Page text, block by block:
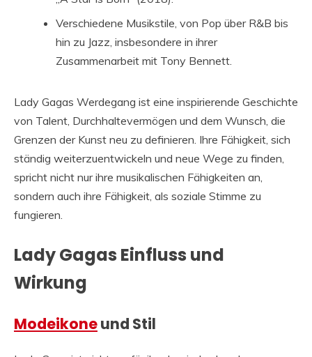
Verschiedene Musikstile, von Pop über R&B bis
hin zu Jazz, insbesondere in ihrer
Zusammenarbeit mit Tony Bennett.
Lady Gagas Werdegang ist eine inspirierende Geschichte
von Talent, Durchhaltevermögen und dem Wunsch, die
Grenzen der Kunst neu zu definieren. Ihre Fähigkeit, sich
ständig weiterzuentwickeln und neue Wege zu finden,
spricht nicht nur ihre musikalischen Fähigkeiten an,
sondern auch ihre Fähigkeit, als soziale Stimme zu
fungieren.
Lady Gagas Einfluss und
Wirkung
Modeikoneund Stil